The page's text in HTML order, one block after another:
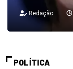
Redação
POLÍTICA